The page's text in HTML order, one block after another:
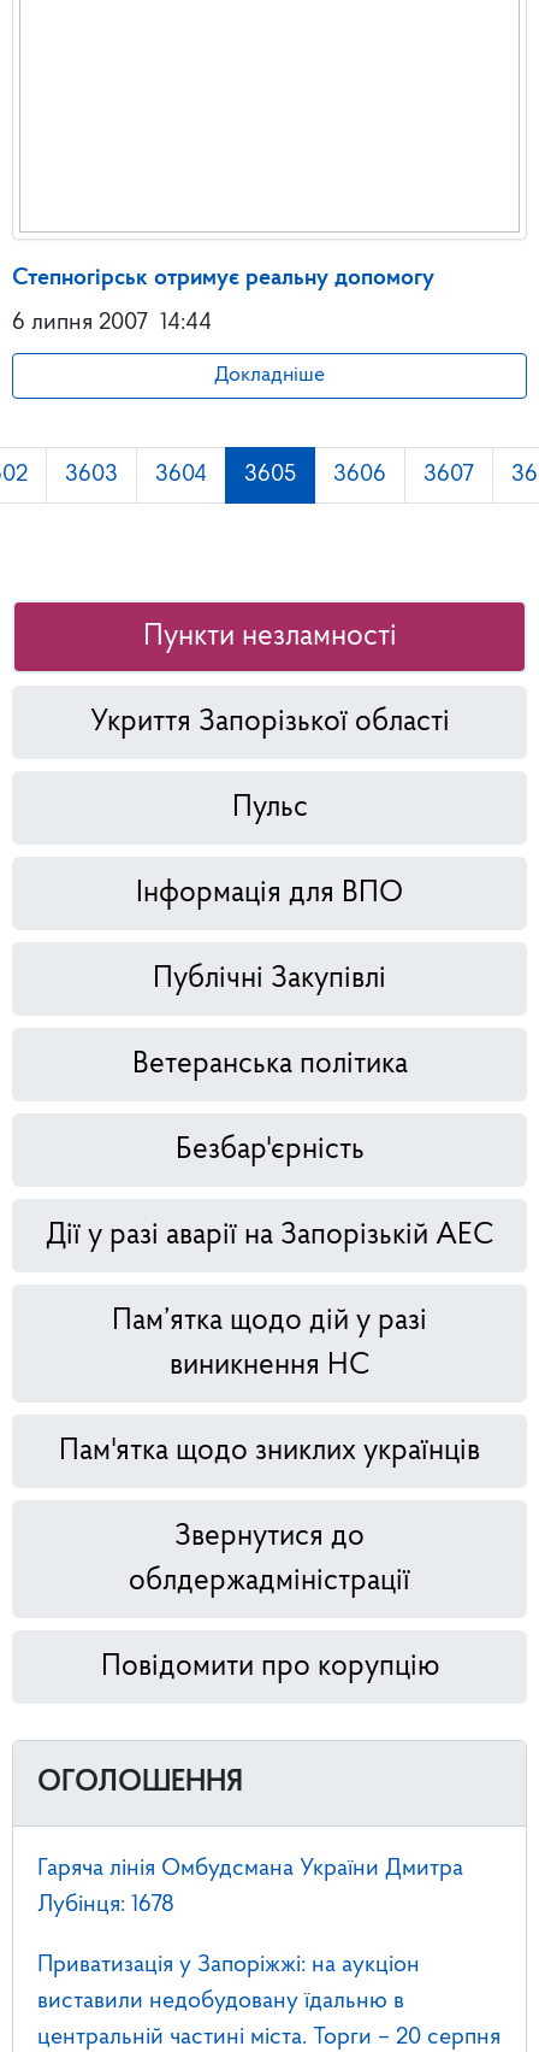
Степногірськ отримує реальну допомогу
6 липня 2007
14:44
Докладніше
3603 3604 3605 3606 3607
Пункти незламності
Укриття Запорізької області
Пульс
Інформація для ВПО
Публічні Закупівлі
Ветеранська політика
Безбар'єрність
Дії у разі аварії на Запорізькій АЕС
Пам’ятка щодо дій у разі
виникнення НС
Пам'ятка щодо зниклих українців
Звернутися до
облдержадміністрації
Повідомити про корупцію
ОГОЛОШЕННЯ
Гаряча лінія Омбудсмана України Дмитра
Лубінця: 1678
Приватизація у Запоріжжі: на аукціон
виставили недобудовану їдальню в
центральній частині міста. Торги – 20 серпня